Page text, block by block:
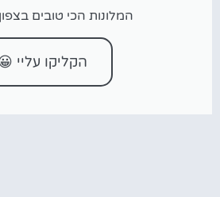
המלונות הכי טובים
הקליקו עליי